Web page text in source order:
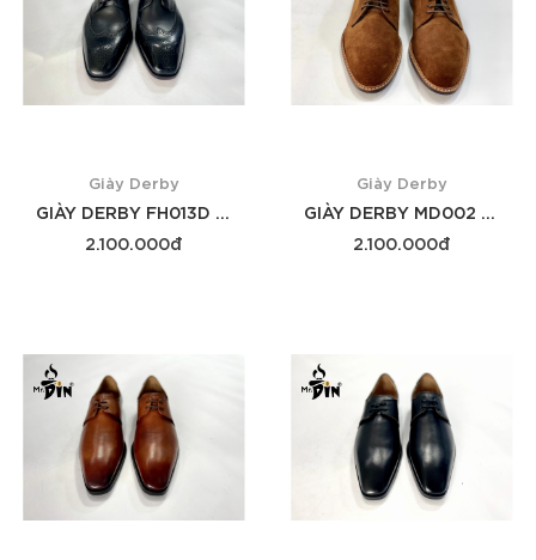
Giày Derby
GIÀY DERBY FH013D ĐEN
2.100.000đ
Giày Derby
GIÀY DERBY MD002 DA BÒ
2.100.000đ